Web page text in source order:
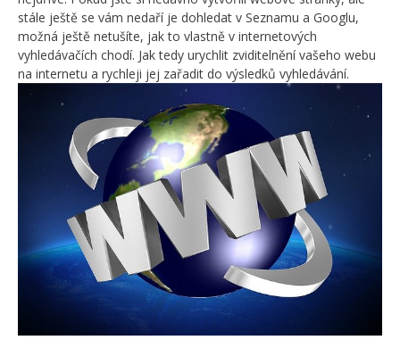
stále ještě se vám nedaří je dohledat v Seznamu a Googlu,
možná ještě netušíte, jak to vlastně v internetových
vyhledávačích chodí. Jak tedy urychlit zviditelnění vašeho webu
na internetu a rychleji jej zařadit do výsledků vyhledávání.